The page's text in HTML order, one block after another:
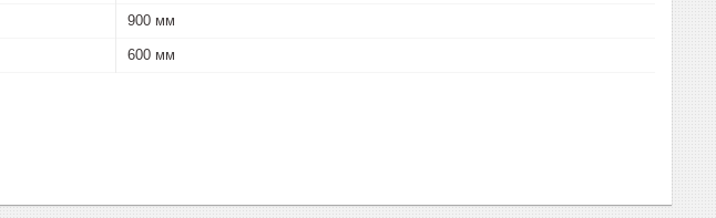
900 мм
600 мм